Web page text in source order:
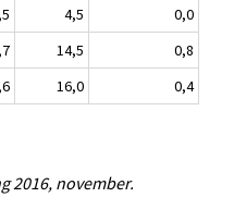
4,5
0,0
14,5
0,8
16,0 0,4
2016, november.